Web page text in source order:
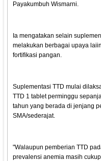
Payakumbuh Wismarni.
Ia mengatakan selain
melakukan berbagai upaya
fortifikasi pangan.
Suplementasi TTD mulai
TTD 1 tablet perminggu
tahun yang berada di jenjang
SMA/sederajat.
"Walaupun pemberian TTD
prevalensi anemia masih